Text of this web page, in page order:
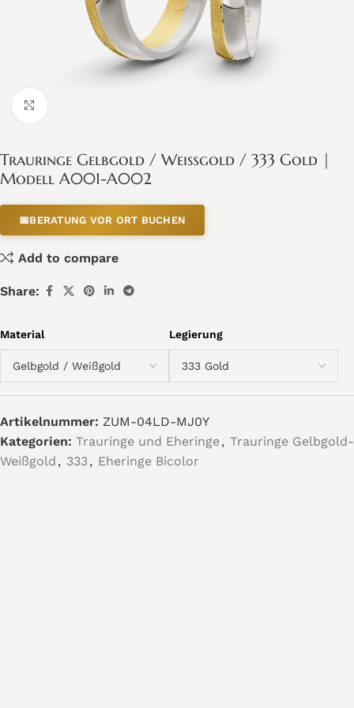
Trauringe Gelbgold / Weißgold / 333 Gold |
Modell A001-A002
📅BERATUNG VOR ORT BUCHEN
Add to compare
Share:
Material Legierung
Artikelnummer: ZUM-04LD-MJ0Y
Kategorien: Trauringe und Eheringe, Trauringe Gelbgold-
Weißgold , 333, Eheringe Bicolor